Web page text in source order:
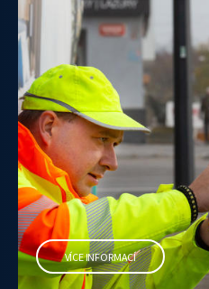
VÍCE INFORMACÍ